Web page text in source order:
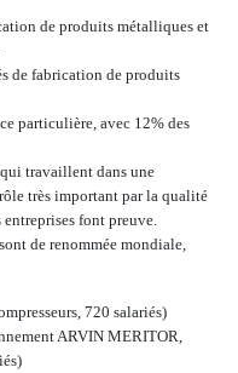
de produits métalliques et
de fabrication de produits
particulière, avec 12% des
travaillent dans une
très important par la qualité
font preuve.
de renommée mondiale,
720 salariés)
ARVIN MERITOR,